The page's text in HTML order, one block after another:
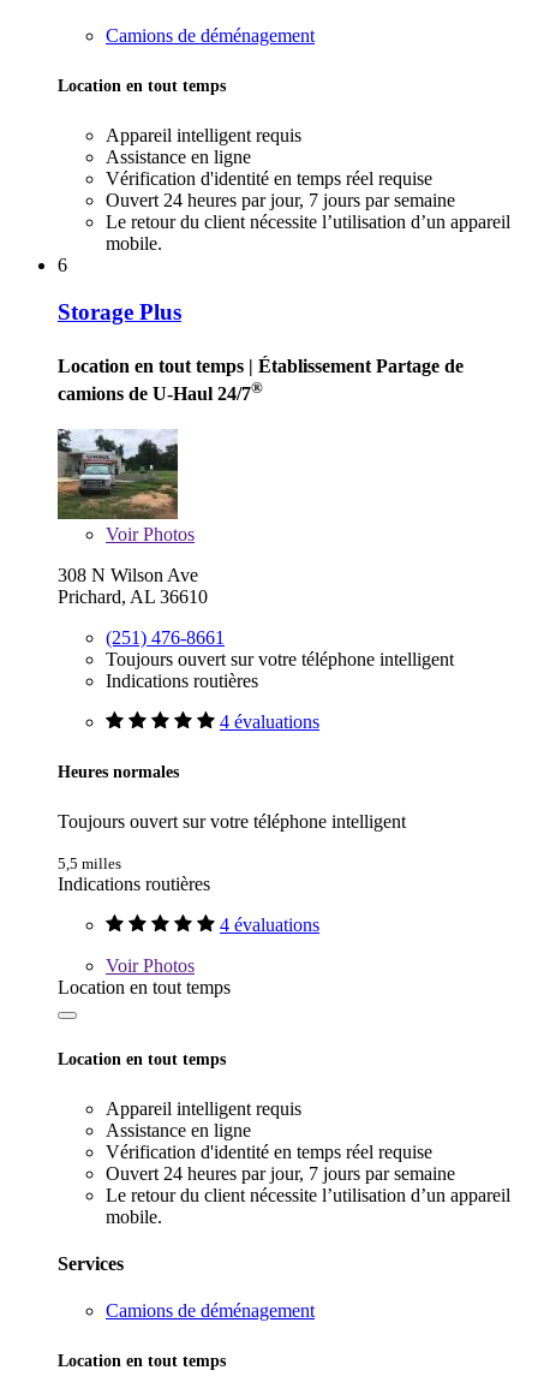
Camions de déménagement
Location en tout temps
Appareil intelligent requis
Assistance en ligne
Vérification d'identité en temps réel requise
Ouvert 24 heures par jour, 7 jours par semaine
Le retour du client nécessite l’utilisation d’un appareil
mobile.
6
Storage Plus
Location en tout temps | Établissement Partage de
camions de U-Haul 24/7®
VoirPhotos
308 N Wilson Ave
Prichard, AL 36610
(251) 476-8661
Toujours ouvert sur votre téléphone intelligent
Indications routières
4 évaluations
Heures normales
Toujours ouvert sur votre téléphone intelligent
5,5 milles
Indications routières
4 évaluations
VoirPhotos
Location en tout temps
Location en tout temps
Appareil intelligent requis
Assistance en ligne
Vérification d'identité en temps réel requise
Ouvert 24 heures par jour, 7 jours par semaine
Le retour du client nécessite l’utilisation d’un appareil
mobile.
Services
Camions de déménagement
Location en tout temps